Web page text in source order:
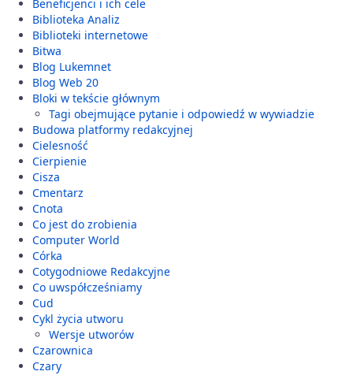
Beneficjenci i ich cele
Biblioteka Analiz
Biblioteki internetowe
Bitwa
Blog Lukemnet
Blog Web 20
Bloki w tekście głównym
Tagi obejmujące pytanie i odpowiedź w wywiadzie
Budowa platformy redakcyjnej
Cielesność
Cierpienie
Cisza
Cmentarz
Cnota
Co jest do zrobienia
Computer World
Córka
Cotygodniowe Redakcyjne
Co uwspółcześniamy
Cud
Cykl życia utworu
Wersje utworów
Czarownica
Czary